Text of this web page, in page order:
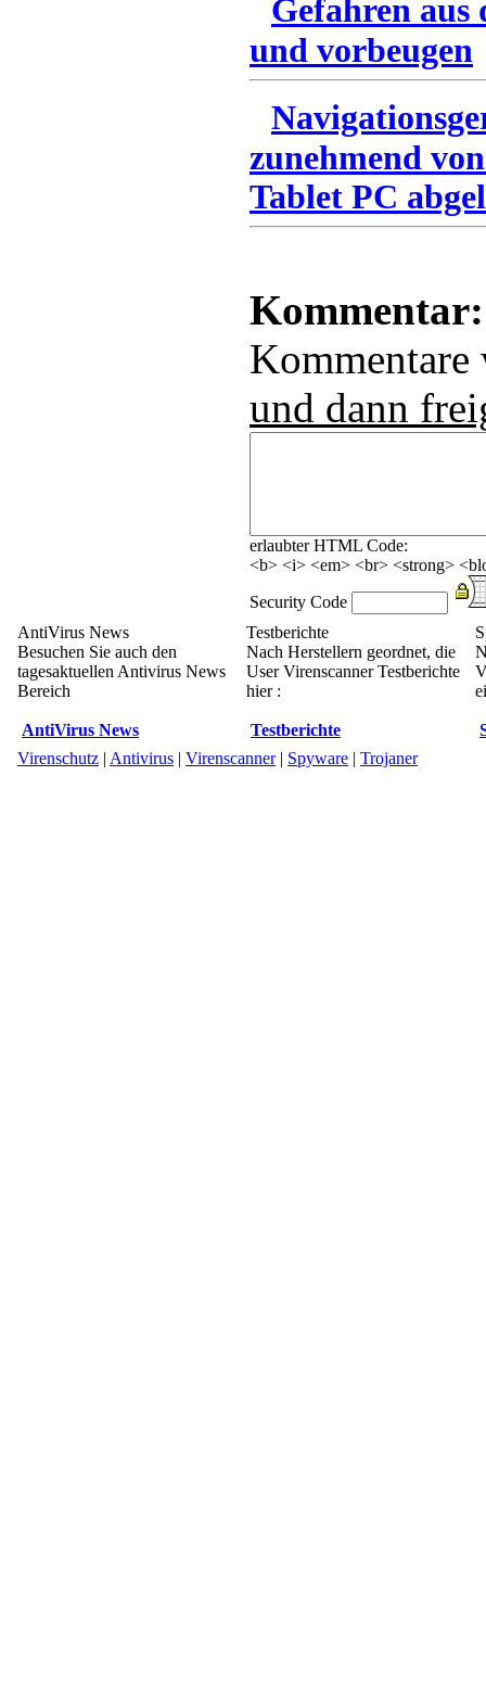
Gefahren
und vorbeugen
zunehmend
Tablet PC
Kommentar:
und dann
erlaubter HTML Code:
<b> <i> <em> <br> <strong>
Security Code
AntiVirus News
Besuchen Sie auch den
tagesaktuellen Antivirus News
Bereich
AntiVirus News
Testberichte
Nach Herstellern geordnet, die
User Virenscanner Testberichte
hier :
Testberichte
Virenschutz | Antivirus | Virenscanner| Spyware | Trojaner